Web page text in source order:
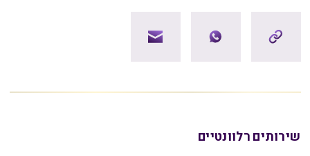
שירותים רלוונטיים